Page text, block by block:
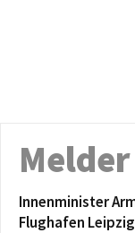
Melder
Innenminister
Flughafen